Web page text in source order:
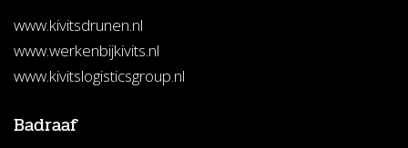
www.kivitsdrunen.nl
www.werkenbijkivits.nl
www.kivitslogisticsgroup.nl
Badraaf